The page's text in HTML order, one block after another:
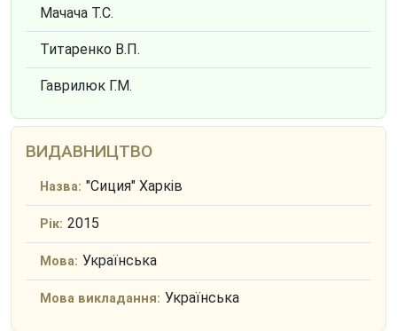
Мачача Т.С.
Титаренко В.П.
Гаврилюк Г.М.
ВИДАВНИЦТВО
Назва: "Сиция" Харків
Рік: 2015
Мова: Українська
Мова викладання: Українська